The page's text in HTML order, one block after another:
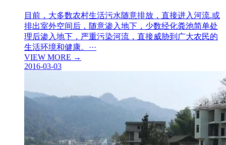
目前，大多数农村生活污水随意排放，直接进入河流.或
排出室外空间后，随意渗入地下，少数经化粪池简单处
理后渗入地下，严重污染河流，直接威胁到广大农民的
生活环境和健康。···
VIEW MORE →
2016-03-03